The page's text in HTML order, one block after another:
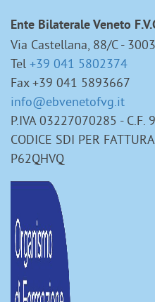
Ente Bilaterale Veneto
Via Castellana, 88/C -
Tel +39 041 5802374
Fax +39 041 5893667
info@ebvenetofvg.it
P.IVA 03227070285 - C.F.
CODICE SDI PER
P62QHVQ